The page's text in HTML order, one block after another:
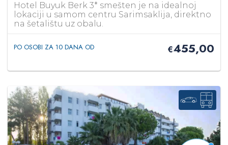
Hotel Buyuk Berk 3* smešten je na idealnoj
lokaciji u samom centru Sarimsaklija, direktno
na šetalištu uz obalu.
PO OSOBI ZA 10 DANA OD €455,00